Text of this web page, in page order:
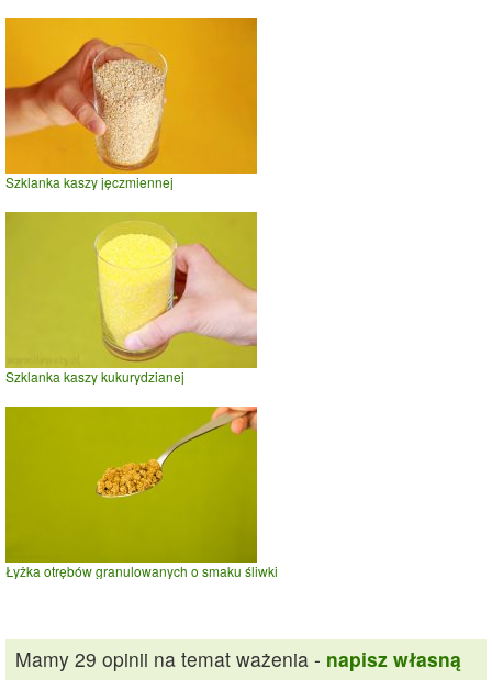
Szklanka kaszy jęczmiennej
Szklanka kaszy kukurydzianej
Łyżka otrębów granulowanych o smaku śliwki
Mamy 29 opinii na temat ważenia - napisz własną